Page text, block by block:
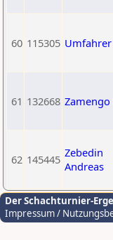
60 115305
61 132668 Zamengo
62 145445 Zebedin
Andreas
Der Schachturnier-
Impressum /